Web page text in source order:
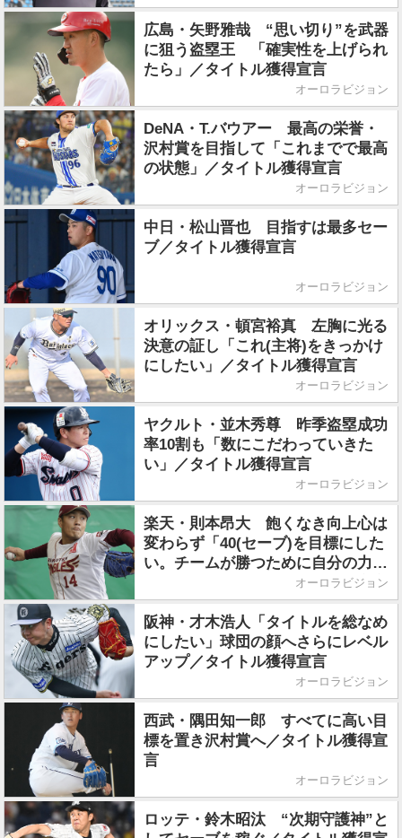
広島・矢野雅哉 “思い切り”を武器
に狙う盗塁王 「確実性を上げられ
たら」／タイトル獲得宣言
オーロラビジョン
DeNA・T.バウアー 最高の栄誉・
沢村賞を目指して「これまでで最高
の状態」／タイトル獲得宣言
オーロラビジョン
中日・松山晋也 目指すは最多セー
ブ／タイトル獲得宣言
オーロラビジョン
オリックス・頓宮裕真 左胸に光る
決意の証し「これ(主将)をきっかけ
にしたい」／タイトル獲得宣言
オーロラビジョン
ヤクルト・並木秀尊 昨季盗塁成功
率10割も「数にこだわっていきた
い」／タイトル獲得宣言
オーロラビジョン
楽天・則本昂大 飽くなき向上心は
変わらず「40(セーブ)を目標にした
い。チームが勝つために自分の力を
出し切りたい」／タイトル獲得宣言
オーロラビジョン
阪神・才木浩人「タイトルを総なめ
にしたい」球団の顔へさらにレベル
アップ／タイトル獲得宣言
オーロラビジョン
西武・隅田知一郎 すべてに高い目
標を置き沢村賞へ／タイトル獲得宣
言
オーロラビジョン
ロッテ・鈴木昭汰 “次期守護神”と